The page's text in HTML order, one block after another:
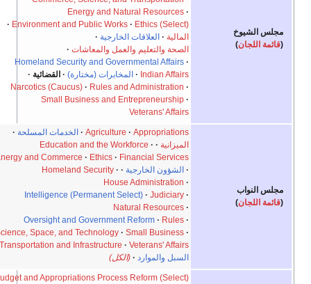
مجلس الشيوخ
قائمة اللجان)
Energy and Natural Resources
Environment and Public Works
Ethics (Select)
المالية
العلاقات الخارجية
الصحة والتعليم والعمل والمعاشات
Homeland Security and Governmental Affairs
Indian Affairs
المخابرات (مختارة)
القضائية
Narcotics (Caucus)
Rules and Administration
Small Business and Entrepreneurship
Veterans' Affairs
مجلس النواب
قائمة اللجان)
Agriculture Appropriations
الخدمات المسلحة
الميزانية
Education and the Workforce
Energy and Commerce
Ethics
Financial Services
الشؤون الخارجية
Homeland Security
House Administration
Intelligence (Permanent Select)
Judiciary
Natural Resources
Oversight and Government Reform
Rules
Science, Space, and Technology
Small Business
Transportation and Infrastructure
Veterans' Affairs
السبل والموارد
(الكل)
Budget and Appropriations Process Reform (Select)